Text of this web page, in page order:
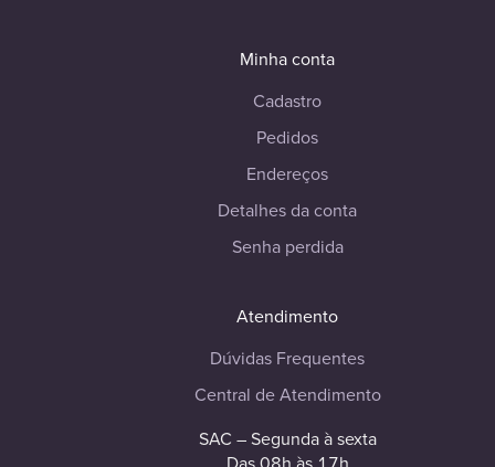
Minha conta
Cadastro
Pedidos
Endereços
Detalhes da conta
Senha perdida
Atendimento
Dúvidas Frequentes
Central de Atendimento
SAC – Segunda à sexta